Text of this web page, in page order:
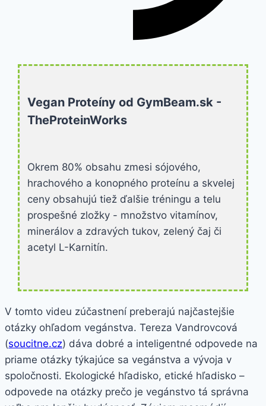
Vegan Proteíny od GymBeam.sk -
TheProteinWorks
Okrem 80% obsahu zmesi sójového,
hrachového a konopného proteínu a skvelej
ceny obsahujú tiež ďalšie tréningu a telu
prospešné zložky - množstvo vitamínov,
minerálov a zdravých tukov, zelený čaj či
acetyl L-Karnitín.
V tomto videu zúčastnení preberajú najčastejšie
otázky ohľadom vegánstva. Tereza Vandrovcová
(soucitne.cz) dáva dobré a inteligentné odpovede na
priame otázky týkajúce sa vegánstva a vývoja v
spoločnosti. Ekologické hľadisko, etické hľadisko –
odpovede na otázky prečo je vegánstvo tá správna